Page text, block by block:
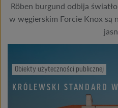
Röben burgund odbija
w węgierskim Forcie Knox są
Obiekty użyteczności publicznej
KRÓLEWSKI STANDARD